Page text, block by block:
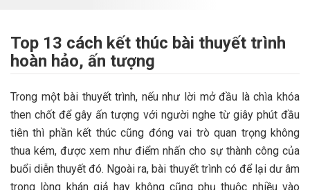
Top 13 cách kết thúc bài thuyết trình
hoàn hảo, ấn tượng
Trong một bài thuyết trình, nếu như lời mở đầu là chìa khóa
then chốt để gây ấn tượng với người nghe từ giây phút đầu
tiên thì phần kết thúc cũng đóng vai trò quan trọng không
thua kém, được xem như điểm nhấn cho sự thành công của
buổi diễn thuyết đó. Ngoài ra, bài thuyết trình có để lại dư âm
trong lòng khán giả hay không cũng phụ thuộc nhiều vào